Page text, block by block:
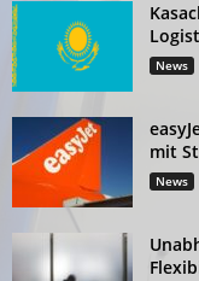
News
mit
News